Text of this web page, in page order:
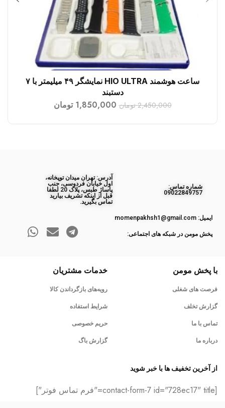
افزودن به سبد خرید
ساعت هوشمند HIO ULTRA نمایشگر ۴۹ میلیمتر با ۷
دستبند
2,450,000 تومان 1,850,000 تومان
ﺷﻤﺎره ﺗﻤﺎس:
09022849757
آدرس: تهران میدان توپخانه،
اول خیابان فردوسی، جنب
پاساژ طبس، پلاک 20 لطفا
قبل از اینکه تشریف بیارید
تماس بگیرید.
ایمیل: momenpakhsh1@gmail.com
پخش مومن در شبکه های اجتماعی:
با پخش مومن
فرصت های شغلی
گزارش تخلف
تماس با ما
درباره ما
خدمات مشتریان
رویه‌های بازگرداندن کالا
شرایط استفاده
حریم خصوصی
گزارش باگ
از آخرین تخفیف ها با خبر شوید
[contact-form-7 id="728ec17" title="فرم تماس فوتر"]